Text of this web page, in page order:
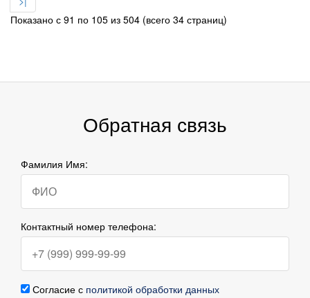
Показано с 91 по 105 из 504 (всего 34 страниц)
Обратная связь
Фамилия Имя:
Контактный номер телефона:
Согласие с политикой обработки данных